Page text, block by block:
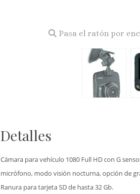
Pasa el ratón por
Detalles
Cámara para vehículo 1080 Full HD con G
micrófono, modo visión nocturna, opción de
Ranura para tarjeta SD de hasta 32 Gb.